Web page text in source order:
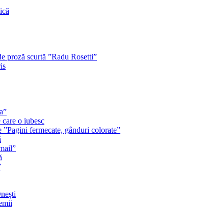
proză scurtă ”Radu Rosetti”
o iubesc
”Pagini fermecate, gânduri colorate”